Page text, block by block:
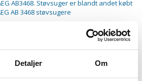
Detaljer Om
AB3468. Støvsuger er blandt andet købt
AB 3468 støvsugere